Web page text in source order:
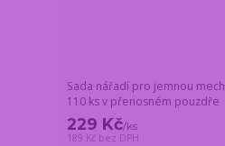
Sada nářadí pro jemnou
110 ks v přenosném pouzdře
229 Kč/ks
189 Kč bez DPH